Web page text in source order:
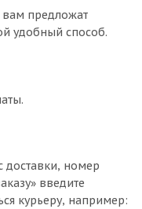
вам предложат
удобный способ.
доставки, номер
введите
курьеру, например: